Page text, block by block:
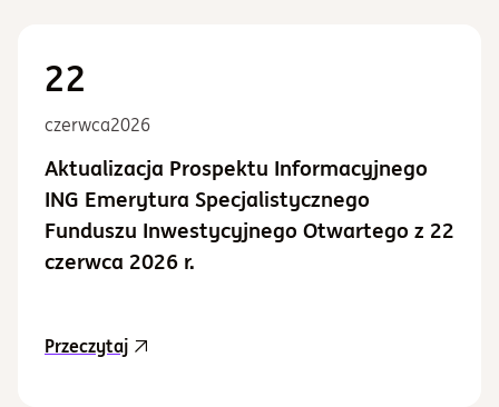
22
czerwca2026
Aktualizacja Prospektu Informacyjnego
ING Emerytura Specjalistycznego
Funduszu Inwestycyjnego Otwartego z 22
czerwca 2026 r.
Przeczytajaktualność Aktualizacja Prospektu